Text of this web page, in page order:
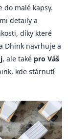
do malé kapsy.
detaily a
díky které
Dhink navrhuje a
, ale také pro Váš
kde stárnutí